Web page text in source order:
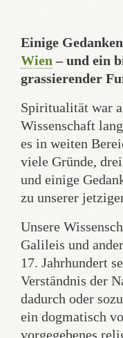
Einige
Wien – und ein
grassierender
Spiritualität war
Wissenschaft
es in weiten
viele Gründe,
und einige
zu unserer
Unsere
Galileis und
17. Jahrhundert
Verständnis der
dadurch oder
ein dogmatisch
vorgegebenes